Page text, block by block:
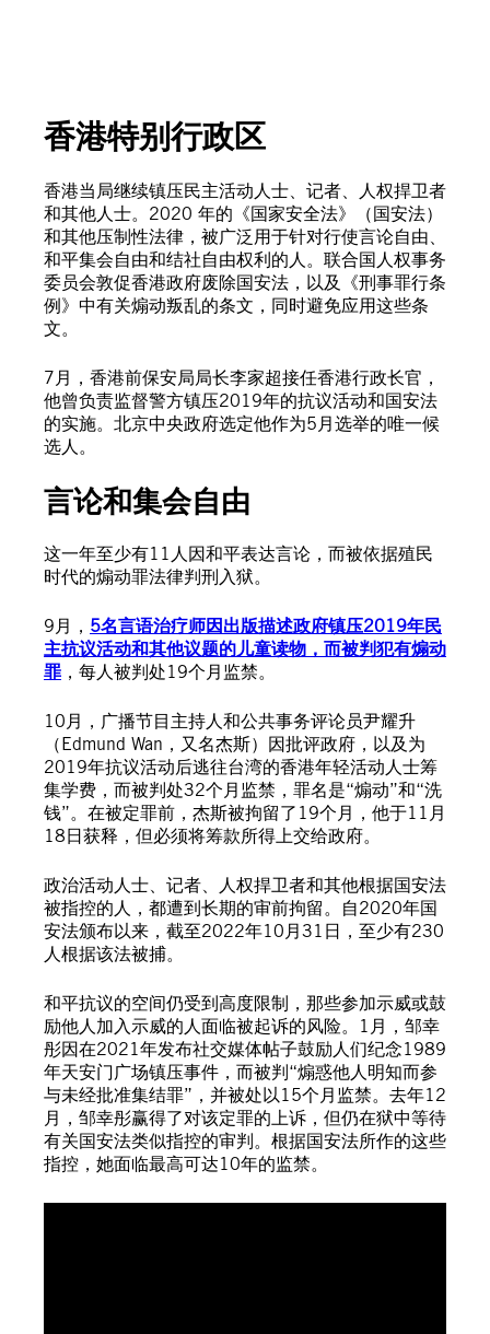
香港特别行政区
香港当局继续镇压民主活动人士、记者、人权捍卫者
和其他人士。2020 年的《国家安全法》（国安法）
和其他压制性法律，被广泛用于针对行使言论自由、
和平集会自由和结社自由权利的人。联合国人权事务
委员会敦促香港政府废除国安法，以及《刑事罪行条
例》中有关煽动叛乱的条文，同时避免应用这些条
文。
7月，香港前保安局局长李家超接任香港行政长官，
他曾负责监督警方镇压2019年的抗议活动和国安法
的实施。北京中央政府选定他作为5月选举的唯一候
选人。
言论和集会自由
这一年至少有11人因和平表达言论，而被依据殖民
时代的煽动罪法律判刑入狱。
9月， 5名言语治疗师因出版描述政府镇压2019年民
主抗议活动和其他议题的儿童读物，而被判犯有煽动
罪 ，每人被判处19个月监禁。
10月，广播节目主持人和公共事务评论员尹耀升
（Edmund Wan，又名杰斯）因批评政府，以及为
2019年抗议活动后逃往台湾的香港年轻活动人士筹
集学费，而被判处32个月监禁，罪名是“煽动”和“洗
钱”。在被定罪前，杰斯被拘留了19个月，他于11月
18日获释，但必须将筹款所得上交给政府。
政治活动人士、记者、人权捍卫者和其他根据国安法
被指控的人，都遭到长期的审前拘留。自2020年国
安法颁布以来，截至2022年10月31日，至少有230
人根据该法被捕。
和平抗议的空间仍受到高度限制，那些参加示威或鼓
励他人加入示威的人面临被起诉的风险。1月，邹幸
彤因在2021年发布社交媒体帖子鼓励人们纪念1989
年天安门广场镇压事件，而被判“煽惑他人明知而参
与未经批准集结罪”，并被处以15个月监禁。去年12
月，邹幸彤赢得了对该定罪的上诉，但仍在狱中等待
有关国安法类似指控的审判。根据国安法所作的这些
指控，她面临最高可达10年的监禁。